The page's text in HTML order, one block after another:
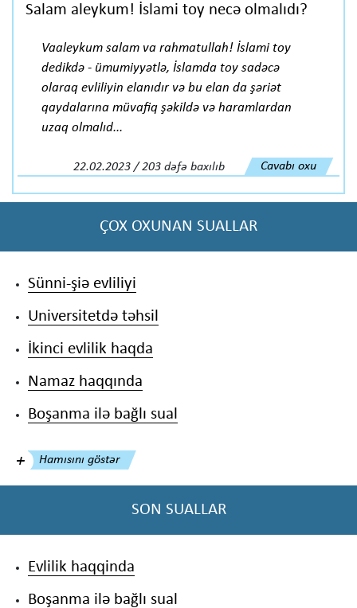
Salam aleykum! İslami toy necə olmalıdı?
Vaaleykum salam va rahmatullah! İslami toy
dedikdə - ümumiyyətlə, İslamda toy sadəcə
olaraq evliliyin elanıdır və bu elan da şəriət
qaydalarına müvafiq şəkildə və haramlardan
uzaq olmalıd...
22.02.2023 / 203 dəfə baxılıb Cavabı oxu
ÇOX OXUNAN SUALLAR
Sünni-şiə evliliyi
Universitetdə təhsil
İkinci evlilik haqda
Namaz haqqında
Boşanma ilə bağlı sual
Hamısını göstər
SON SUALLAR
Evlilik haqqinda
Boşanma ilə bağlı sual